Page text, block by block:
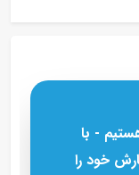
- با
خود را